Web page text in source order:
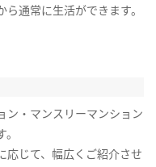
通常に生活ができます。
ン・マンスリーマンション
応じて、幅広くご紹介させ